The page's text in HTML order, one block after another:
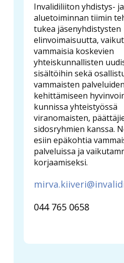
Invalidiliiton yhdistys- ja
aluetoiminnan tiimin
tukea jäsenyhdistysten
elinvoimaisuutta,
vammaisia koskevien
yhteiskunnallisten
sisältöihin sekä
vammaisten palveluiden
kehittämiseen
kunnissa yhteistyössä
viranomaisten,
sidosryhmien kanssa.
esiin epäkohtia
palveluissa ja
korjaamiseksi.
044 765 0658